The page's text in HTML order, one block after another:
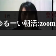
るーい朝活:zoom